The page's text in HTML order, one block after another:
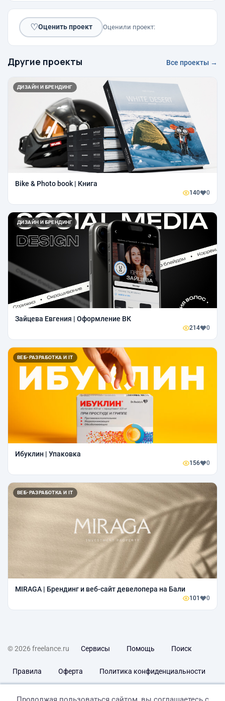
♡Оценить проект Оценили проект:
Другие проекты Все проекты →
ДИЗАЙН И БРЕНДИНГ
Bike & Photo book | Книга
140 0
ДИЗАЙН И БРЕНДИНГ
Зайцева Евгения | Оформление ВК
214 0
ВЕБ-РАЗРАБОТКА И IT
Ибуклин | Упаковка
156 0
ВЕБ-РАЗРАБОТКА И IT
MIRAGA | Брендинг и веб-сайт девелопера на Бали
101 0
© 2026 freelance.ru Сервисы Помощь Поиск
Правила Оферта Политика конфиденциальности